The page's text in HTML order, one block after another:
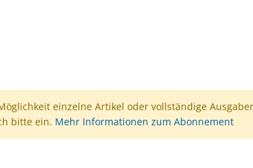
einzelne Artikel oder vollständige
bitte ein. Mehr Informationen zum Abonnement